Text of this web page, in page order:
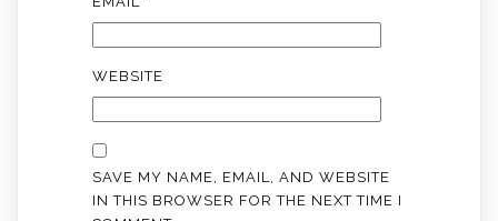
WEBSITE
SAVE MY NAME, EMAIL, AND WEBSITE
IN THIS BROWSER FOR THE NEXT TIME I